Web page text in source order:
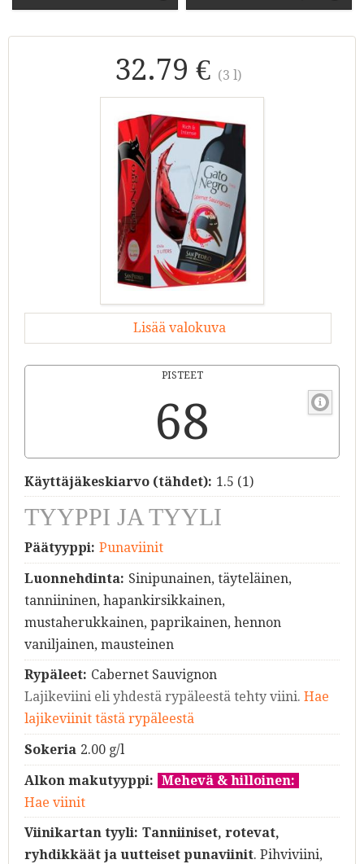
32.79 € (3 l)
Lisää valokuva
PISTEET
68
Käyttäjäkeskiarvo (tähdet): 1.5 (1)
TYYPPI JA TYYLI
Päätyyppi: Punaviinit
Luonnehdinta: Sinipunainen, täyteläinen,
tanniininen, hapankirsikkainen,
mustaherukkainen, paprikainen, hennon
vaniljainen, mausteinen
Rypäleet: Cabernet Sauvignon
Lajikeviini eli yhdestä rypäleestä tehty viini. Hae
lajikeviinit tästä rypäleestä
Sokeria 2.00 g/l
Alkon makutyyppi: Mehevä & hilloinen:
Hae viinit
Viinikartan tyyli: Tanniiniset, rotevat,
ryhdikkäät ja uutteiset punaviinit. Pihviviini,